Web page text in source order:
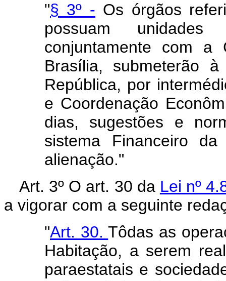
"§ 3º - Os órgãos
possuam
conjuntamente com a
Brasília, submeterão
República, por
e Coordenação
dias, sugestões e
sistema Financeiro
alienação."
Art. 3º O art. 30 da Lei nº
a vigorar com a seguinte
"Art. 30.Tôdas as
Habitação, a serem
paraestatais e